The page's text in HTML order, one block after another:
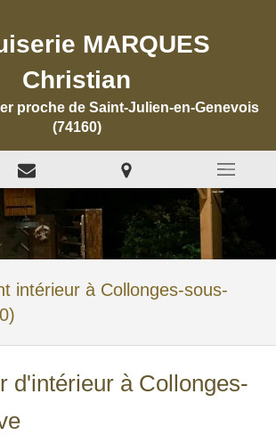
MARQUES
Christian
proche de Saint-Julien-en-Genevois
(74160)
intérieur à Collonges-sous-
d'intérieur à Collonges-